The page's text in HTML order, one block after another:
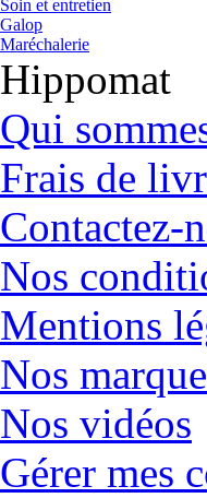
Soin et entretien
Galop
Maréchalerie
Hippomat
Qui
Frais de
Contactez-
Nos
Mentions
Nos
Nos vidéos
Gérer mes